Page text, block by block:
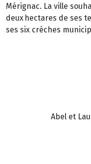
Mérignac. La ville
deux hectares de ses
ses six crèches
Abel et